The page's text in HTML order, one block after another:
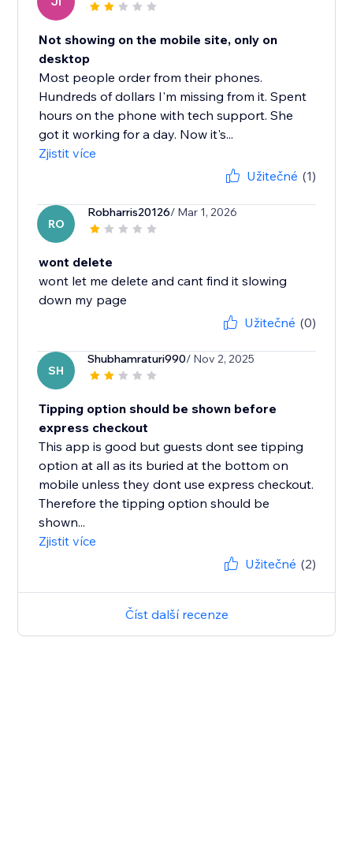
Not showing on the mobile site, only on
desktop
Most people order from their phones.
Hundreds of dollars I'm missing from it. Spent
hours on the phone with tech support. She
got it working for a day. Now it's...
Zjistit více
Užitečné (1)
RO
Robharris20126/ Mar 1, 2026
wont delete
wont let me delete and cant find it slowing
Užitečné (0)
SH
Shubhamraturi990/ Nov 2, 2025
Tipping option should be shown before
express checkout
This app is good but guests dont see tipping
option at all as its buried at the bottom on
mobile unless they dont use express checkout.
Therefore the tipping option should be
shown...
Zjistit více
Užitečné (2)
Číst další recenze